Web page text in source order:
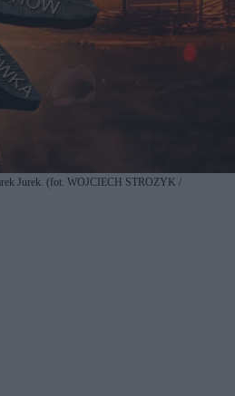
Jurek. (fot. WOJCIECH STROZYK /